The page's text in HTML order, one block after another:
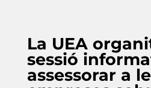
La UEA
sessió
assessorar a